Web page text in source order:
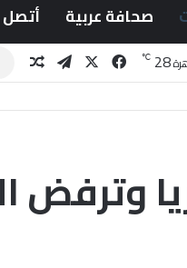
صحافة عربية أتصل
28
℃ فيسبوك تيلقرام
وترفض